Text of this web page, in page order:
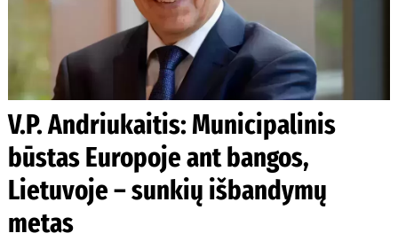
V.P. Andriukaitis: Municipalinis
būstas Europoje ant bangos,
Lietuvoje – sunkių išbandymų
metas